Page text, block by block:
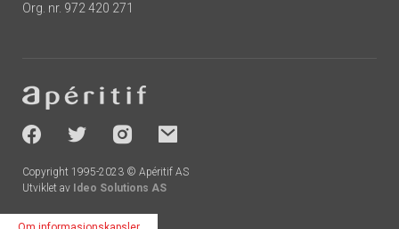
Org. nr. 972 420 271
-
socials
Copyright 1995-2023 © Apéritif AS
Utviklet av Ideo Solutions AS